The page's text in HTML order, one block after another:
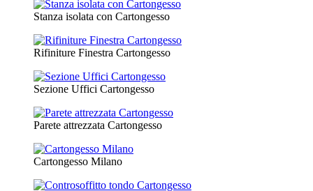
Stanza isolata con Cartongesso
Rifiniture Finestra Cartongesso
Sezione Uffici Cartongesso
Parete attrezzata Cartongesso
Cartongesso Milano